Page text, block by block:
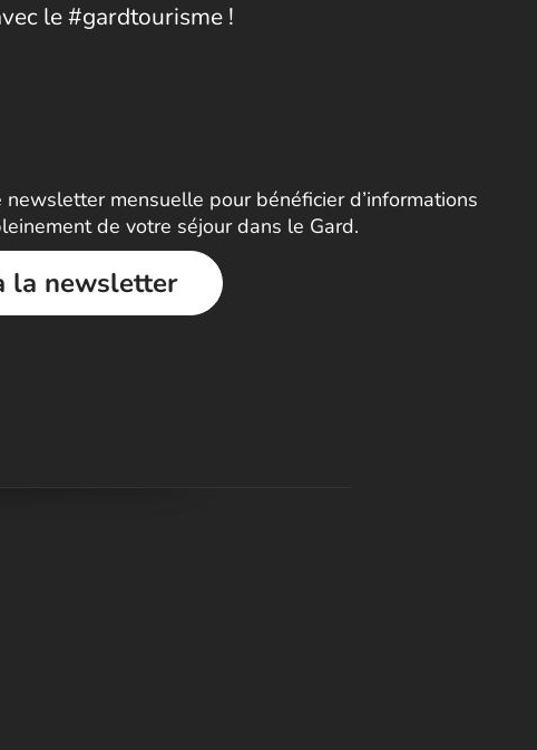
le #gardtourisme !
mensuelle pour bénéficier d’informations
de votre séjour dans le Gard.
la newsletter